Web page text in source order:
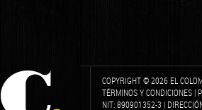
COPYRIGHT © 2026 EL
TÉRMINOS Y CONDICIONES |
NIT: 890901352-3 |